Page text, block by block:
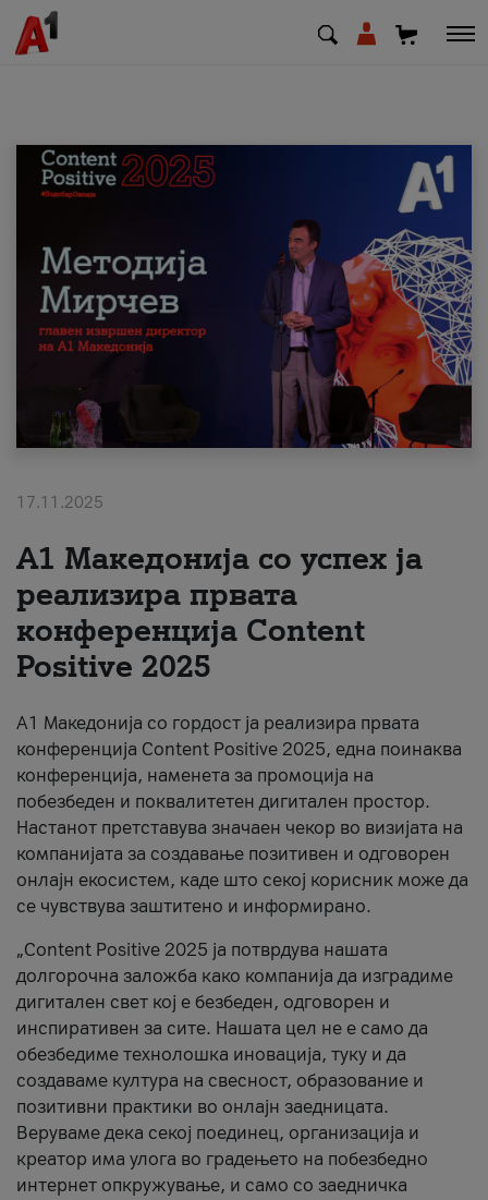
МК EN
Приватни Деловни
Поддршка
Надополни кредит
#ПодобарОнлајн
17.11.2025
А1 Македонија со успех ја
реализира првата
конференција Content
Positive 2025
А1 Македонија со гордост ја реализира првата
конференција Content Positive 2025, една поинаква
конференција, наменета за промоција на
побезбеден и поквалитетен дигитален простор.
Настанот претставува значаен чекор во визијата на
компанијата за создавање позитивен и одговорен
онлајн екосистем, каде што секој корисник може да
се чувствува заштитено и информирано.
„Content Positive 2025 ја потврдува нашата
долгорочна заложба како компанија да изградиме
дигитален свет кој е безбеден, одговорен и
инспиративен за сите. Нашата цел не е само да
обезбедиме технолошка иновација, туку и да
создаваме култура на свесност, образование и
позитивни практики во онлајн заедницата.
Веруваме дека секој поединец, организација и
креатор има улога во градењето на побезбедно
интернет опкружување, и само со заедничка